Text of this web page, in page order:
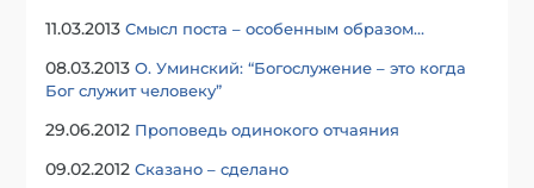
11.03.2013Смысл поста – особенным образом…
08.03.2013О. Уминский: “Богослужение – это когда
Бог служит человеку”
29.06.2012 Проповедь одинокого отчаяния
09.02.2012Сказано – сделано